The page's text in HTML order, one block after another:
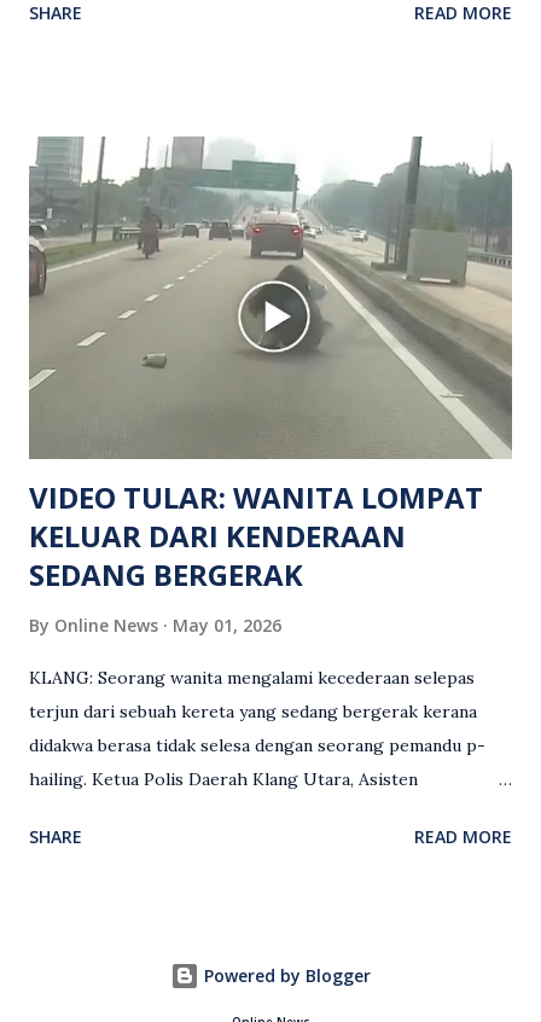
kejadian berlaku sekitar jam 11 malam dan pihak polis
hiburan di kawasan berkenaan. Seorang mangsa disahkan
meninggal dunia di lokasi kejadian akibat terkena tembakan,
manakala seorang lagi mangsa mengalami kecederaan.
Turut dipercayai terdapat seorang lagi individu cedera
namun identitinya masih belum dikenal pasti selepas dibawa
keluar dari lokasi oleh kenalannya. Polis kini sedang giat
mengesan dua suspek yang masih bebas bagi membantu
siasatan lanjut. Kes disiasat mengikut Seksyen 302 Kanun
Keseksaan kerana membunuh. Orang ramai yang mempunyai
maklumat diminta t...
SHARE READ MORE
VIDEO TULAR: WANITA LOMPAT
KELUAR DARI KENDERAAN
SEDANG BERGERAK
By Online News May 01, 2026
KLANG: Seorang wanita mengalami kecederaan selepas
terjun dari sebuah kereta yang sedang bergerak kerana
didakwa berasa tidak selesa dengan seorang pemandu p-
hailing. Ketua Polis Daerah Klang Utara, Asisten
(2 Mei), berkata pemandu berusia 47 tahun itu telah
ketika pengadu sedang membawa dua penumpang. “Tiba-
tiba, salah seorang penumpang wanita membuka pintu
SHARE READ MORE
Powered by Blogger